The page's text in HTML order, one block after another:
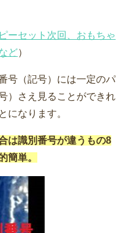
ーセット次回、おもちゃ
ど）
号（記号）には一定のパ
）さえ見ることができれ
になります。
は識別番号が違うもの8
簡単。